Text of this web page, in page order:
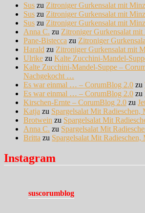
Sus zu Zitroniger Gurkensalat mit
Sus zu Zitroniger Gurkensalat mit
Sus zu Zitroniger Gurkensalat mit
Anna C. zu Zitroniger Gurkensalat mit
Pane-Bistecca zu Zitroniger
Harald zu Zitroniger Gurkensalat mit
Ulrike zu Kalte Zucchini-Mandel-
Kalte Zucchini-Mandel-Suppe –
Nachgekocht …
Es war einmal … – CorumBlog 2.0 zu
Es war einmal … – CorumBlog 2.0 zu
Kirschen-Ernte – CorumBlog 2.0 zu
Katja zu Spargelsalat Mit Radieschen,
Brotwein zu Spargelsalat Mit
Anna C. zu Spargelsalat Mit
Britta zu Spargelsalat Mit Radieschen,
Instagram
suscorumblog